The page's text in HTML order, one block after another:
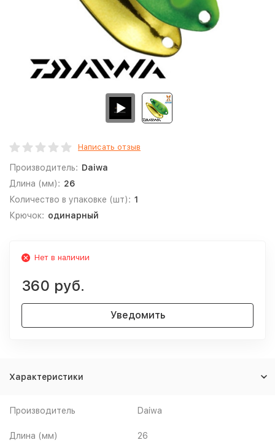
Написать отзыв
Производитель: Daiwa
Длина (мм): 26
Количество в упаковке (шт): 1
Крючок: одинарный
Нет в наличии
360 руб.
Уведомить
Характеристики
Производитель Daiwa
Длина (мм) 26